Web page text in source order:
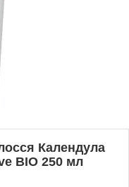
Календула
BIO 250 мл